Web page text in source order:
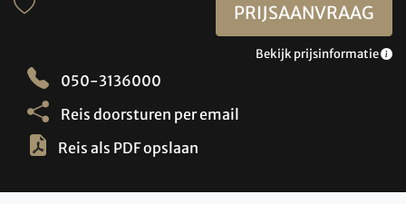
PRIJSAANVRAAG
Bekijk prijsinformatie
050-3136000
Reis doorsturen per email
Reis als PDF opslaan